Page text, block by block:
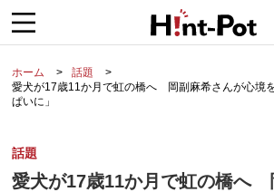
ホーム
話題
愛犬が17歳11か月で虹の橋へ 岡副麻希さんが心境
ぱいに」
話題
愛犬が17歳11か月で虹の橋へ